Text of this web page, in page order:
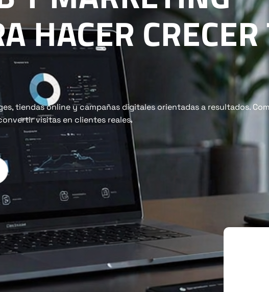
HACER
tiendas online y campañas digitales orientadas a resultados.
visitas en clientes reales.